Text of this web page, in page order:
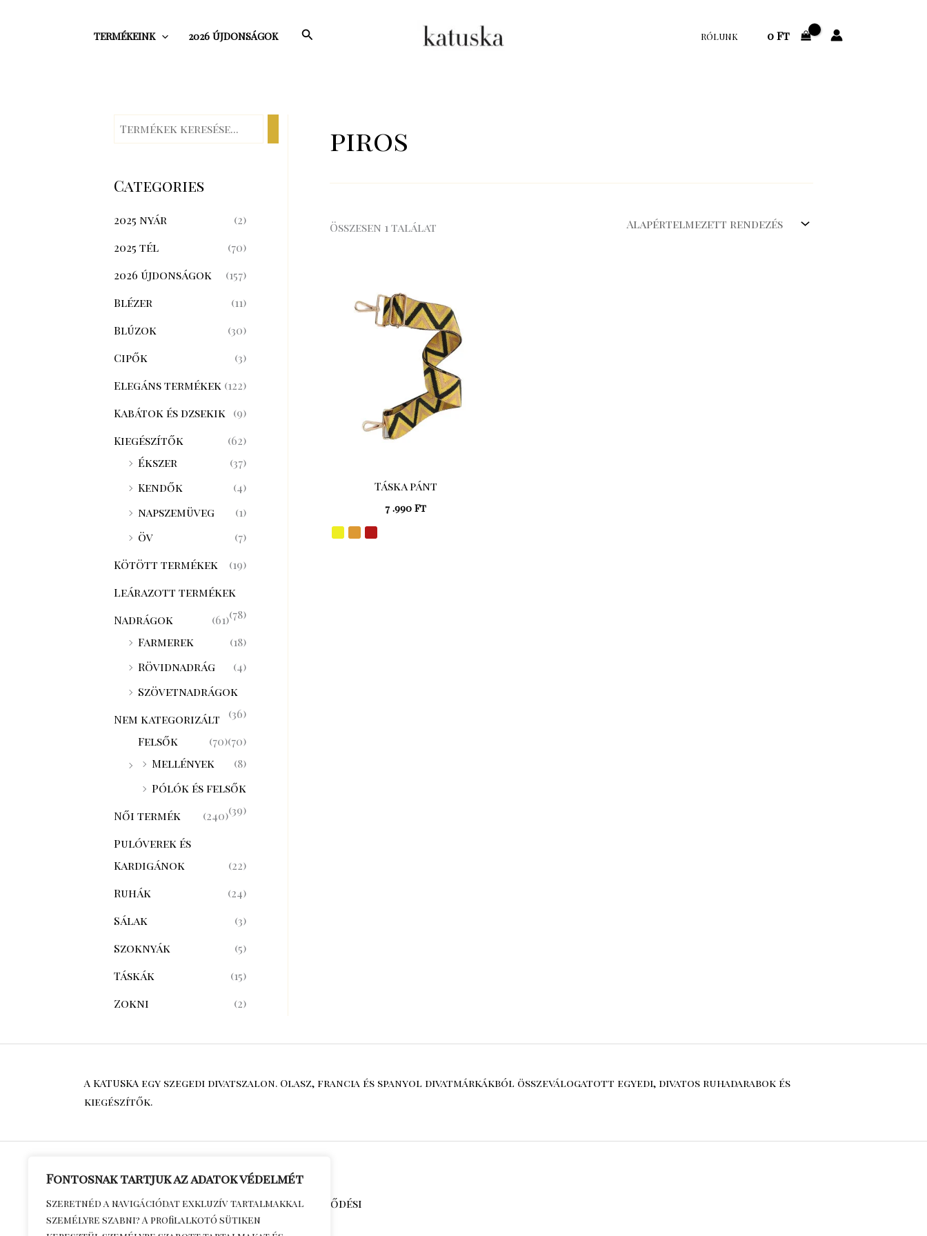
Fontosnak tartjuk az adatok védelmét
Szeretnéd a navigációdat exkluzív tartalmakkal
személyre szabni? A profilalkotó sütiken
TERMÉKEINK 2026 ÚJDONSÁGOK Search RÓLUNK 0Ft
Categories
2025 nyár
(2)
2025 tél
(70)
2026 újdonságok
(157)
Blézer
(11)
Blúzok
(30)
Cipők
(3)
Elegáns termékek (122)
Kabátok és dzsekik
(9)
Kiegészítők
(62)
Ékszer
(37)
Kendők
(4)
napszemüveg
(1)
öv
(7)
Kötött termékek
(19)
Leárazott termékek
(78)
Nadrágok
(61)
Farmerek
(18)
Rövidnadrág
(4)
Szövetnadrágok
(36)
Nem kategorizált
(70)
Felsők
(70)
Mellények
(8)
Pólók és felsők
(39)
Női termék
(240)
Pulóverek és
Kardigánok
(22)
Ruhák
(24)
Sálak
(3)
Szoknyák
(5)
Táskák
(15)
Zokni
(2)
piros
Összesen 1 találat
Táska pánt
7 .990Ft
A KATUSKA egy szegedi divatszalon. Olasz, francia és spanyol divatmárkákból összeválogatott egyedi, divatos ruhadarabok és
kiegészítők.
Általános Szerződési
Feltételek